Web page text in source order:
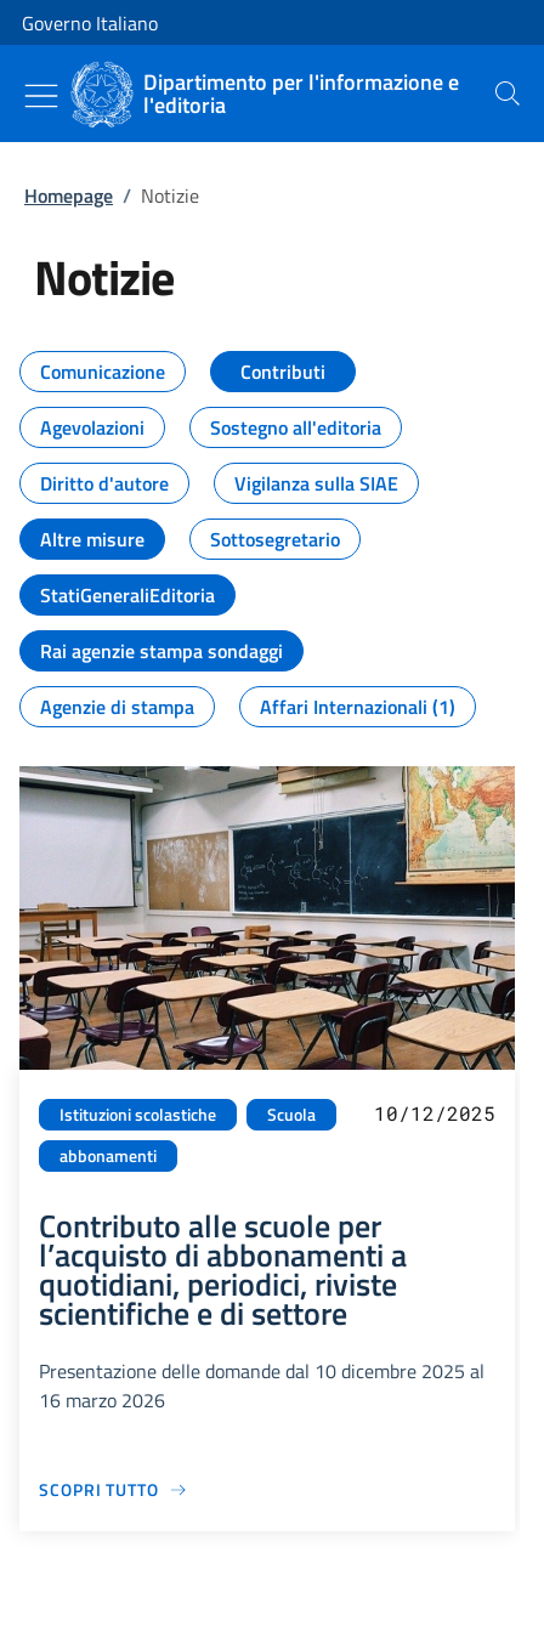
Vai al contenuto
Vai alla navigazione del sito
Governo Italiano
Dipartimento per l'informazione e
l'editoria Cerca
Homepage / Notizie
Notizie
Tutti i contenuti della pagina
Comunicazione
Contributi
Agevolazioni
Sostegno all'editoria
Diritto d'autore
Vigilanza sulla SIAE
Altre misure
Sottosegretario
StatiGeneraliEditoria
Rai agenzie stampa sondaggi
Agenzie di stampa
Affari Internazionali (1)
Istituzioni scolastiche
Scuola
abbonamenti
10/12/2025
Contributo alle scuole per
l’acquisto di abbonamenti a
quotidiani, periodici, riviste
scientifiche e di settore
Presentazione delle domande dal 10 dicembre 2025 al
16 marzo 2026
SCOPRI TUTTO